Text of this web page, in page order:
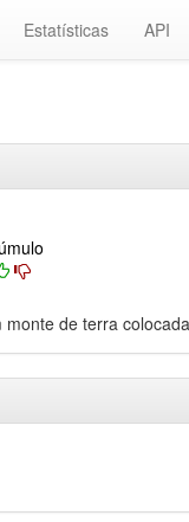
Estatísticas API
monte de terra